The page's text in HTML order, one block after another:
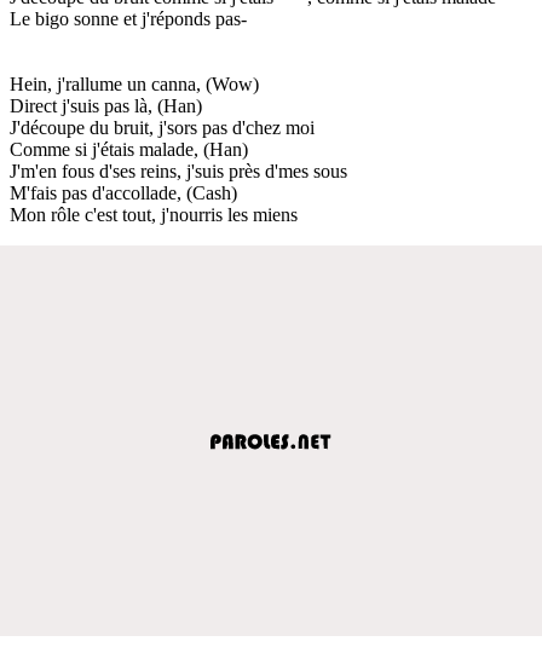
Le bigo sonne et j'réponds pas-
Hein, j'rallume un canna, (Wow)
Direct j'suis pas là, (Han)
J'découpe du bruit, j'sors pas d'chez moi
Comme si j'étais malade, (Han)
J'm'en fous d'ses reins, j'suis près d'mes sous
M'fais pas d'accollade, (Cash)
Mon rôle c'est tout, j'nourris les miens